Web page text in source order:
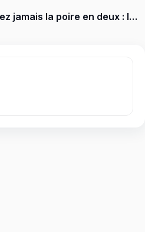
Leçon 4 — Ne coupez jamais la poire en deux : les 6 techniques de Chris Voss